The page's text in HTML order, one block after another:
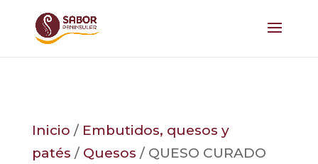
Inicio / Embutidos, quesos y
patés / Quesos / QUESO CURADO